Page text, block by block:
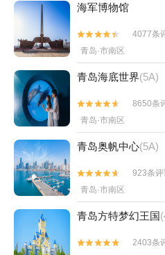
海军博物馆


4077条
青岛·市南区
青岛海底世界(5A)


8650条
青岛·市南区
青岛奥帆中心(5A)


923条评
青岛·市南区
青岛方特梦幻王国


2403条